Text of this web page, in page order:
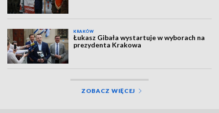
KRAKÓW
Łukasz Gibała wystartuje w wyborach na
prezydenta Krakowa
ZOBACZ WIĘCEJ